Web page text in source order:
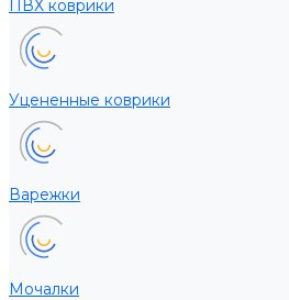
ПВХ коврики
Уцененные коврики
Варежки
Мочалки